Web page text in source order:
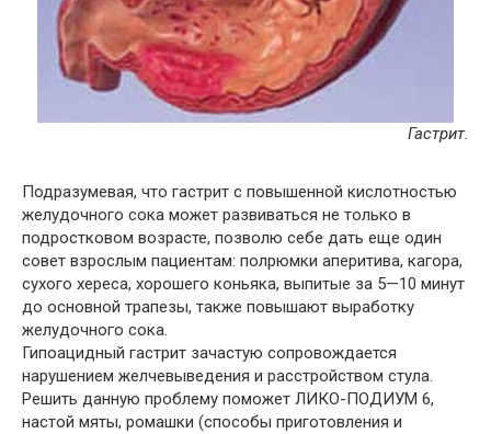
Гастрит.
Подразумевая, что гастрит с повышенной кислотностью
желудочного сока может развиваться не только в
подростковом возрасте, позволю себе дать еще один
совет взрослым пациентам: полрюмки аперитива, кагора,
сухого хереса, хорошего коньяка, выпитые за 5—10 минут
до основной трапезы, также повышают выработку
желудочного сока.
Гипоацидный гастрит зачастую сопровождается
нарушением желчевыведения и расстройством стула.
Решить данную проблему поможет ЛИКО-ПОДИУМ 6,
настой мяты, ромашки (способы приготовления и